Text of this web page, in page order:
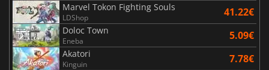
Marvel Tokon Fighting Souls
LDShop 41.22€
Doloc Town
Eneba 5.09€
Akatori
Kinguin 7.78€